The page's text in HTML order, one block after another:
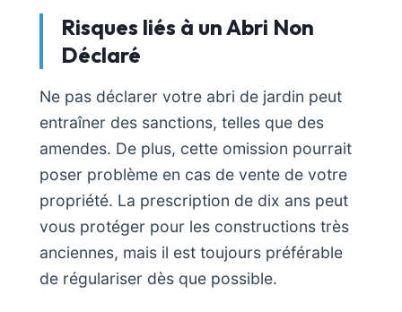
Risques liés à un Abri Non
Déclaré
Ne pas déclarer votre abri de jardin peut
entraîner des sanctions, telles que des
amendes. De plus, cette omission pourrait
poser problème en cas de vente de votre
propriété. La prescription de dix ans peut
vous protéger pour les constructions très
anciennes, mais il est toujours préférable
de régulariser dès que possible.